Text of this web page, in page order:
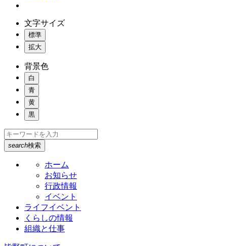
文字サイズ
標準
拡大
背景色
白
青
黄
黒
search検索
ホーム
お知らせ
行政情報
イベント
ライフイベント
くらしの情報
組織と仕事